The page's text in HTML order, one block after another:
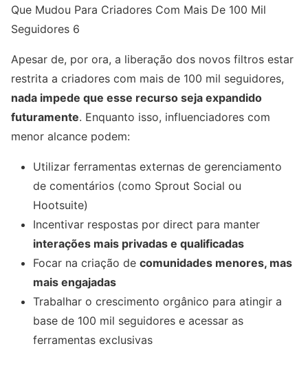
Que Mudou Para Criadores Com Mais De 100 Mil
Seguidores 6
Apesar de, por ora, a liberação dos novos filtros estar
restrita a criadores com mais de 100 mil seguidores,
nada impede que esse recurso seja expandido
futuramente. Enquanto isso, influenciadores com
menor alcance podem:
Utilizar ferramentas externas de gerenciamento
de comentários (como Sprout Social ou
Hootsuite)
Incentivar respostas por direct para manter
interações mais privadas e qualificadas
Focar na criação de comunidades menores, mas
mais engajadas
Trabalhar o crescimento orgânico para atingir a
base de 100 mil seguidores e acessar as
ferramentas exclusivas